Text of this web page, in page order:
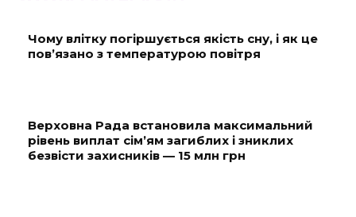
Чому влітку погіршується якість сну, і як це
пов’язано з температурою повітря
Верховна Рада встановила максимальний
рівень виплат сім’ям загиблих і зниклих
безвісти захисників — 15 млн грн